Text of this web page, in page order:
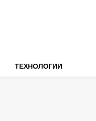
ТЕХНОЛОГИИ